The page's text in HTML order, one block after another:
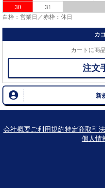
30
31
白枠：営業日／赤枠：休日
カ
カートに商
注文
新
会社概要ご利用規約特定商取引法
個人情